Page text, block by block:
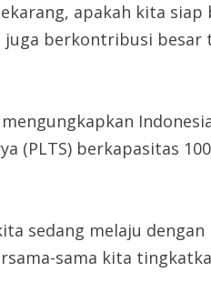
apakah kita
berkontribusi besar
(PLTS) berkapasitas
sedang melaju
sama kita